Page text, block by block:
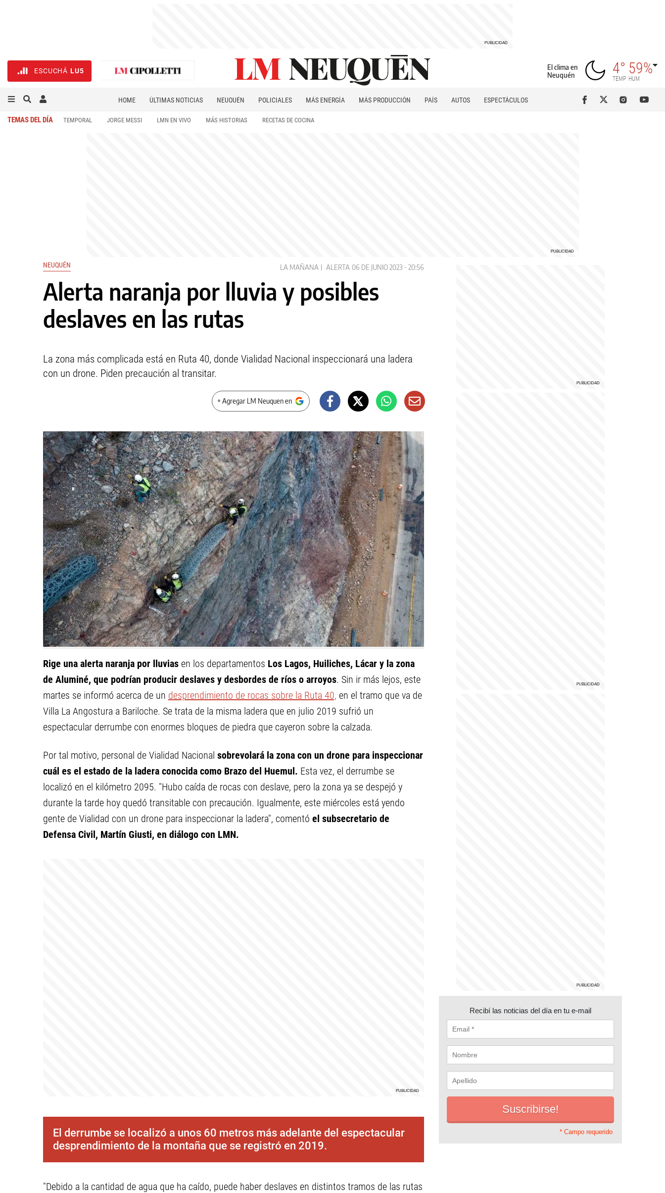
ESCUCHÁ LU5
El clima en
Neuquén
4°
TEMP
59%
HUM
HOME ÚLTIMAS NOTICIAS NEUQUÉN POLICIALES MÁS ENERGÍA MÁS PRODUCCIÓN PAÍS AUTOS
ESPECTÁCULOS
TEMAS DEL DÍA TEMPORAL JORGE MESSI LMN EN VIVO MÁS HISTORIAS RECETAS DE COCINA
NEUQUÉN LA MAÑANA ALERTA 06 DE JUNIO 2023 - 20:56
Alerta naranja por lluvia y posibles
deslaves en las rutas
La zona más complicada está en Ruta 40, donde Vialidad Nacional inspeccionará una ladera
con un drone. Piden precaución al transitar.
+ Agregar LM Neuquen en
Rige una alerta naranja por lluvias en los departamentos Los Lagos, Huiliches, Lácar y la zona
de Aluminé, que podrían producir deslaves y desbordes de ríos o arroyos. Sin ir más lejos, este
martes se informó acerca de un desprendimiento de rocas sobre la Ruta 40, en el tramo que va de
Villa La Angostura a Bariloche. Se trata de la misma ladera que en julio 2019 sufrió un
espectacular derrumbe con enormes bloques de piedra que cayeron sobre la calzada.
Por tal motivo, personal de Vialidad Nacional sobrevolará la zona con un drone para inspeccionar
cuál es el estado de la ladera conocida como Brazo del Huemul. Esta vez, el derrumbe se
localizó en el kilómetro 2095. "Hubo caída de rocas con deslave, pero la zona ya se despejó y
durante la tarde hoy quedó transitable con precaución. Igualmente, este miércoles está yendo
gente de Vialidad con un drone para inspeccionar la ladera", comentó el subsecretario de
Defensa Civil, Martín Giusti, en diálogo con LMN.
El derrumbe se localizó a unos 60 metros más adelante del espectacular
desprendimiento de la montaña que se registró en 2019.
"Debido a la cantidad de agua que ha caído, puede haber deslaves en distintos tramos de las rutas
Recibí las noticias del día en tu e-mail
* Campo requerido